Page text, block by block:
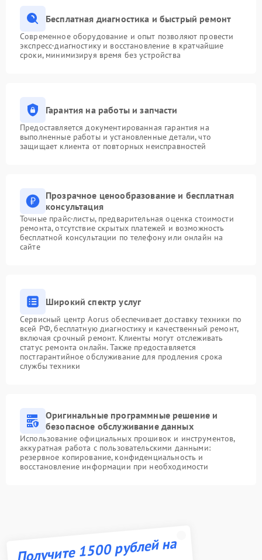
Бесплатная диагностика и быстрый ремонт
Современное оборудование и опыт позволяют провести
экспресс-диагностику и восстановление в кратчайшие
сроки, минимизируя время без устройства
Гарантия на работы и запчасти
Предоставляется документированная гарантия на
выполненные работы и установленные детали, что
защищает клиента от повторных неисправностей
Прозрачное ценообразование и бесплатная
консультация
Точные прайс-листы, предварительная оценка стоимости
ремонта, отсутствие скрытых платежей и возможность
бесплатной консультации по телефону или онлайн на
сайте
Широкий спектр услуг
Сервисный центр Aorus обеспечивает доставку техники по
всей РФ, бесплатную диагностику и качественный ремонт,
включая срочный ремонт. Клиенты могут отслеживать
статус ремонта онлайн. Также предоставляется
постгарантийное обслуживание для продления срока
службы техники
Оригинальные программные решение и
безопасное обслуживание данных
Использование официальных прошивок и инструментов,
аккуратная работа с пользовательскими данными:
резервное копирование, конфиденциальность и
восстановление информации при необходимости
Получите 1500 рублей на